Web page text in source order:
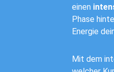
einen
Phase
Energie
Mit dem